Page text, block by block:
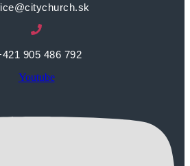
905 486 792
Youtube